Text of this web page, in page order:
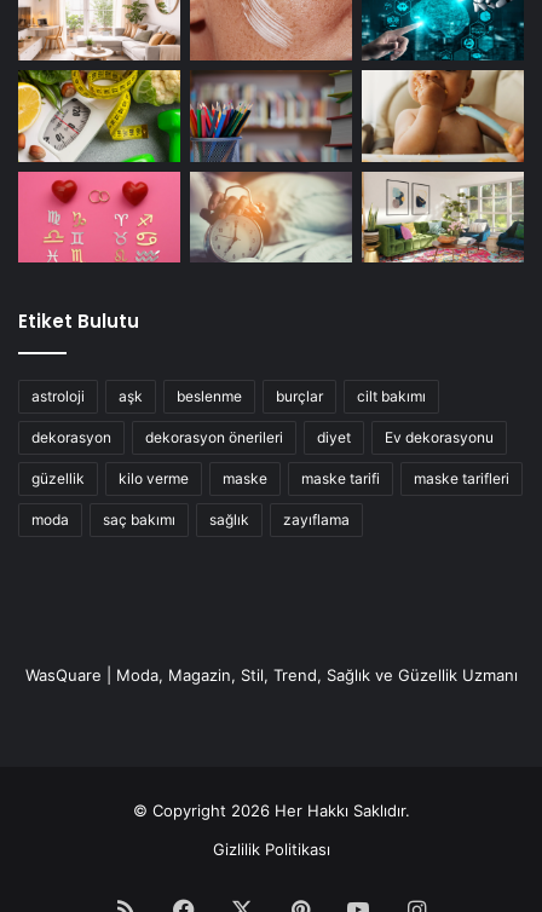
Etiket Bulutu
astroloji aşk beslenme burçlar cilt bakımı
dekorasyon dekorasyon önerileri diyet Ev dekorasyonu
güzellik kilo verme maske maske tarifi maske tarifleri
moda saç bakımı sağlık zayıflama
WasQuare | Moda, Magazin, Stil, Trend, Sağlık ve Güzellik Uzmanı
© Copyright 2026 Her Hakkı Saklıdır.
Gizlilik Politikası